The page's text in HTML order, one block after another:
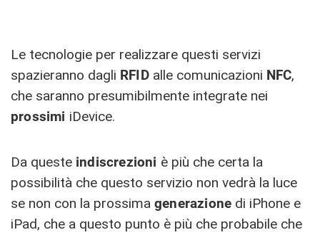
Le tecnologie per realizzare questi servizi
spazieranno dagli RFIDalle comunicazioni NFC,
che saranno presumibilmente integrate nei
prossimi iDevice.
Da queste indiscrezioni è più che certa la
possibilità che questo servizio non vedrà la luce
se non con la prossima generazione di iPhone e
iPad, che a questo punto è più che probabile che